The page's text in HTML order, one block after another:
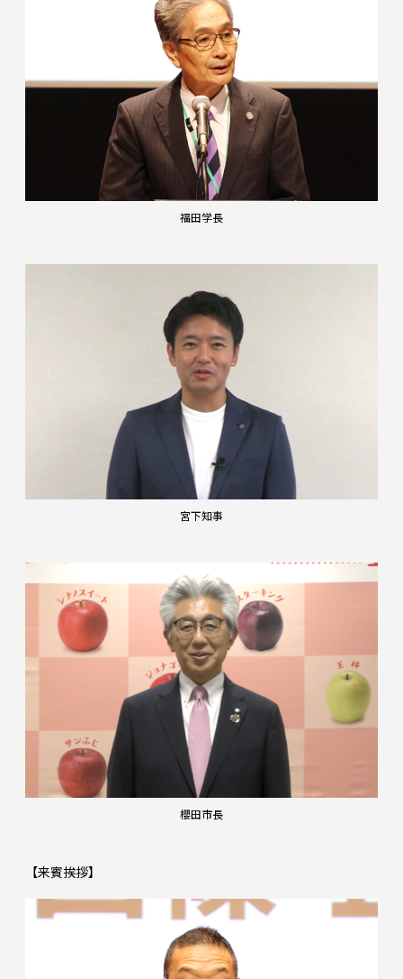
福田学長
宮下知事
櫻田市長
【来賓挨拶】